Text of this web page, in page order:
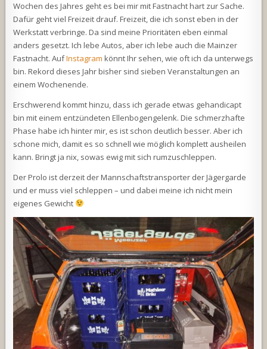
Wochen des Jahres geht es bei mir mit Fastnacht hart zur Sache.
Dafür geht viel Freizeit drauf. Freizeit, die ich sonst eben in der
Werkstatt verbringe. Da sind meine Prioritäten eben einmal
anders gesetzt. Ich lebe Autos, aber ich lebe auch die Mainzer
Fastnacht. AufInstagram könnt Ihr sehen, wie oft ich da unterwegs
bin. Rekord dieses Jahr bisher sind sieben Veranstaltungen an
einem Wochenende.
Erschwerend kommt hinzu, dass ich gerade etwas gehandicapt
bin mit einem entzündeten Ellenbogengelenk. Die schmerzhafte
Phase habe ich hinter mir, es ist schon deutlich besser. Aber ich
schone mich, damit es so schnell wie möglich komplett ausheilen
kann. Bringt ja nix, sowas ewig mit sich rumzuschleppen.
Der Prolo ist derzeit der Mannschaftstransporter der Jägergarde
und er muss viel schleppen – und dabei meine ich nicht mein
eigenes Gewicht